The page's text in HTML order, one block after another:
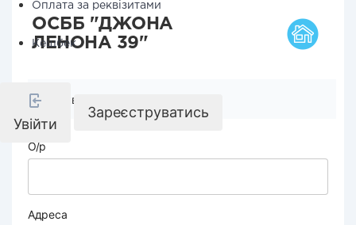
Оплата за реквізитами
Кешбек
Увійти
Зареєструватись
ОСББ "ДЖОНА
ЛЕНОНА 39"
Реквізити компанії
О/р
Адреса